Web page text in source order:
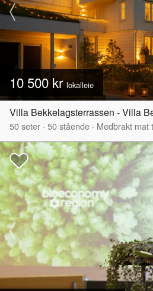
10 500 krlokalleie
Villa Bekkelagsterrassen - Villa
50seter · 50stående · Medbrakt mat